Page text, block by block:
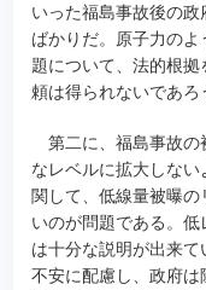
いった福島事故後の
ばかりだ。原子力の
題について、法的根
頼は得られないであろ
第二に、福島事故の
なレベルに拡大しな
関して、低線量被曝
いのが問題である。
は十分な説明が出来
不安に配慮し、政府